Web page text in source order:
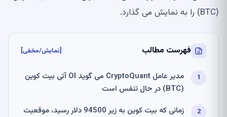
(BTC) را به نمایش می گذارد.
فهرست مطالب [نمایش/مخفی]
مدیر عامل CryptoQuant می گوید OI آتی بیت کوین
(BTC) در حال تنفس است
زمانی که بیت کوین به زیر 94500 دلار رسید، موقعیت